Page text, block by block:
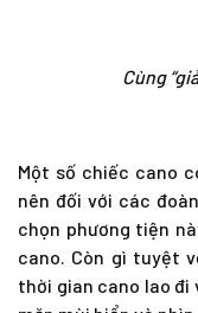
Cùng
Một số chiếc cano
nên đối với các
chọn phương tiện
cano. Còn gì tuyệt
thời gian cano lao đi